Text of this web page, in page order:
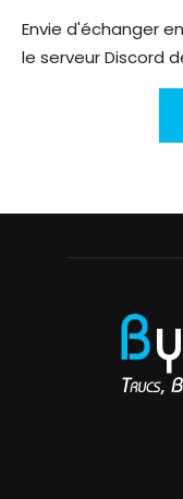
Envie d'échanger
le serveur Discord